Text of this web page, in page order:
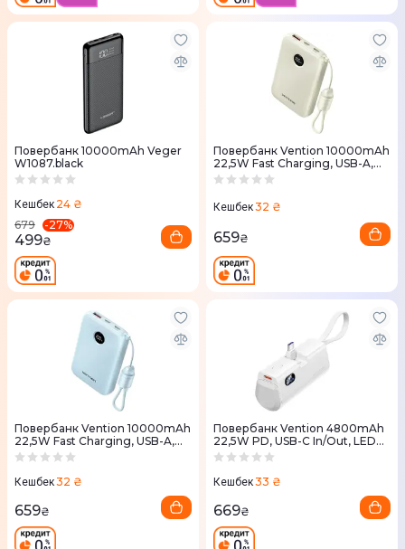
Повербанк 10000mAh Veger
W1087.black
Кешбек 24 ₴
679
-27%
499₴
Повербанк Vention 10000mAh
22,5W Fast Charging, USB-A,
2xUSB-C Бежевий
Кешбек32 ₴
659₴
Повербанк Vention 10000mAh
22,5W Fast Charging, USB-A,
2xUSB-C Синій
Кешбек32 ₴
659₴
Повербанк Vention 4800mAh
22,5W PD, USB-C In/Out, LED
display, with built-in USB-C cable
Кешбек33 ₴
669₴